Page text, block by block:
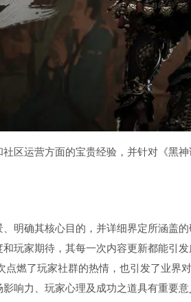
区运营方面的宝贵经验，并针对《黑
明确其核心目的，并详细界定所涵盖
玩家期待，其每一次内容更新都能引
燃了玩家社群的热情，也引发了业界
响力、玩家心理及成功之道具有重要意